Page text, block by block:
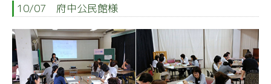
10/07 府中公民館様